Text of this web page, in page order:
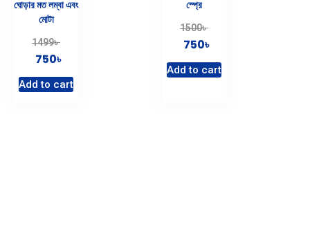
ঘোড়ার মত লম্বা এবং
মোটা
1499৳
750৳
Add to cart
স্প্রে
1500৳
750৳
Add to cart